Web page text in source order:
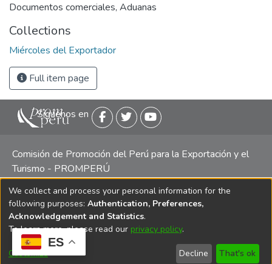
ES
Documentos comerciales, Aduanas
Collections
Miércoles del Exportador
Full item page
Siguenos en
Comisión de Promoción del Perú para la Exportación y el
Turismo - PROMPERÚ
Central telefónica: (511) 616 7300 / 616 7400 Calle Uno
Oeste 50, Edificio Mincetur, Pisos 13 y 14, San Isidro -
Lima
We collect and process your personal information for the
following purposes: Authentication, Preferences,
Acknowledgement and Statistics.
To learn more, please read our privacy policy.
Customize Decline That's ok